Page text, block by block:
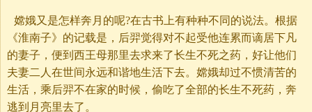
嫦娥又是怎样奔月的呢?在古书上有种种不同的说法。根据
《淮南子》的记载是，后羿觉得对不起受他连累而谪居下凡
的妻子，便到西王母那里去求来了长生不死之药，好让他们
夫妻二人在世间永远和谐地生活下去。嫦娥却过不惯清苦的
生活，乘后羿不在家的时候，偷吃了全部的长生不死药，奔
逃到月亮里去了。